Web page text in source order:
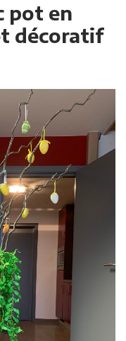
pot en
décoratif